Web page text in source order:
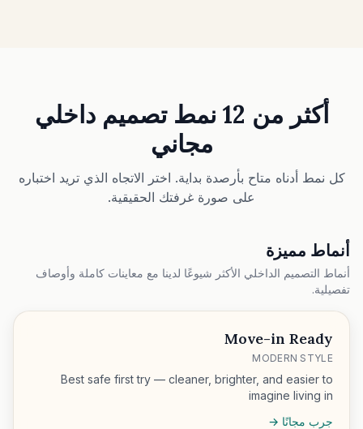
معرض قبل وبعد
أكثر من 12 نمط تصميم داخلي
مجاني
كل نمط أدناه متاح بأرصدة بداية. اختر الاتجاه الذي تريد اختباره
على صورة غرفتك الحقيقية.
أنماط مميزة
أنماط التصميم الداخلي الأكثر شيوعًا لدينا مع معاينات كاملة وأوصاف
تفصيلية.
Move-in Ready
MODERN STYLE
Best safe first try — cleaner, brighter, and easier to
imagine living in
جرب مجانًا →